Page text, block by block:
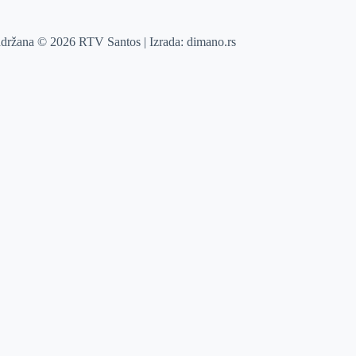
© 2026 RTV Santos | Izrada:dimano.rs